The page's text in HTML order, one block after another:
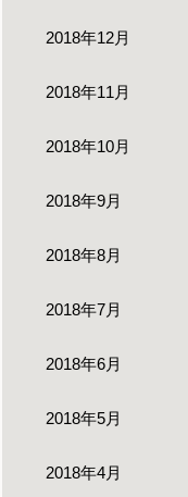
2018年12月
2018年11月
2018年10月
2018年9月
2018年8月
2018年7月
2018年6月
2018年5月
2018年4月